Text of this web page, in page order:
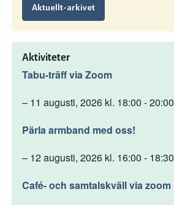
Aktuellt-arkivet
Aktiviteter
Tabu-träff via Zoom
– 11 augusti, 2026 kl. 18:00 - 20:00
Pärla armband med oss!
– 12 augusti, 2026 kl. 16:00 - 18:30
Café- och samtalskväll via zoom